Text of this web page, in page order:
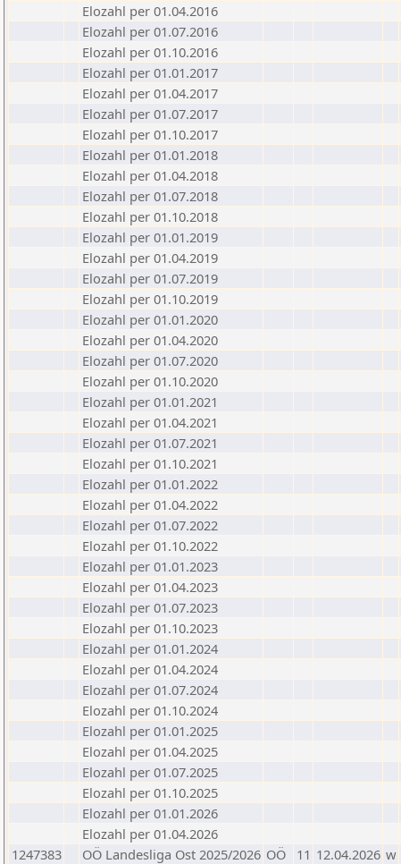
Elozahl per 01.04.2016
Elozahl per 01.07.2016
Elozahl per 01.10.2016
Elozahl per 01.01.2017
Elozahl per 01.04.2017
Elozahl per 01.07.2017
Elozahl per 01.10.2017
Elozahl per 01.01.2018
Elozahl per 01.04.2018
Elozahl per 01.07.2018
Elozahl per 01.10.2018
Elozahl per 01.01.2019
Elozahl per 01.04.2019
Elozahl per 01.07.2019
Elozahl per 01.10.2019
Elozahl per 01.01.2020
Elozahl per 01.04.2020
Elozahl per 01.07.2020
Elozahl per 01.10.2020
Elozahl per 01.01.2021
Elozahl per 01.04.2021
Elozahl per 01.07.2021
Elozahl per 01.10.2021
Elozahl per 01.01.2022
Elozahl per 01.04.2022
Elozahl per 01.07.2022
Elozahl per 01.10.2022
Elozahl per 01.01.2023
Elozahl per 01.04.2023
Elozahl per 01.07.2023
Elozahl per 01.10.2023
Elozahl per 01.01.2024
Elozahl per 01.04.2024
Elozahl per 01.07.2024
Elozahl per 01.10.2024
Elozahl per 01.01.2025
Elozahl per 01.04.2025
Elozahl per 01.07.2025
Elozahl per 01.10.2025
Elozahl per 01.01.2026
Elozahl per 01.04.2026
1247383
OÖ Landesliga Ost 2025/2026 OÖ 11 12.04.2026 w